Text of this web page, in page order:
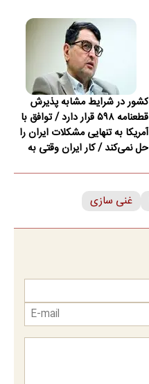
کشور در شرایط مشابه پذیرش
قطعنامه ۵۹۸ قرار دارد / توافق با
آمریکا به تنهایی مشکلات ایران را
حل نمی‌کند / کار ایران وقتی به
چاره‌ای نبود
غنی سازی